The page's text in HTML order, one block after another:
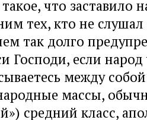
что заставило
тех, кто не
так долго
Господи, если народ
между
массы,
средний класс,